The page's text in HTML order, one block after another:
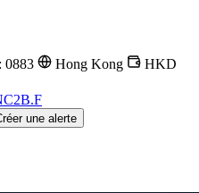
0883 Hong Kong
HKD
une alerte